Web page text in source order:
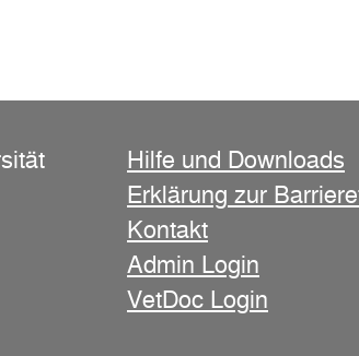
Hilfe und Downloads
Erklärung zur
Kontakt
Admin Login
VetDoc Login